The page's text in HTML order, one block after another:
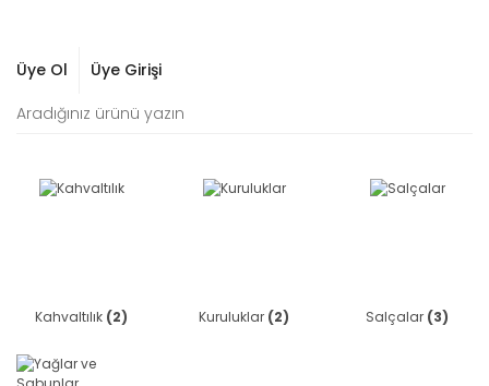
Üye Ol Üye Girişi
Kahvaltılık (2) Kuruluklar (2) Salçalar (3)